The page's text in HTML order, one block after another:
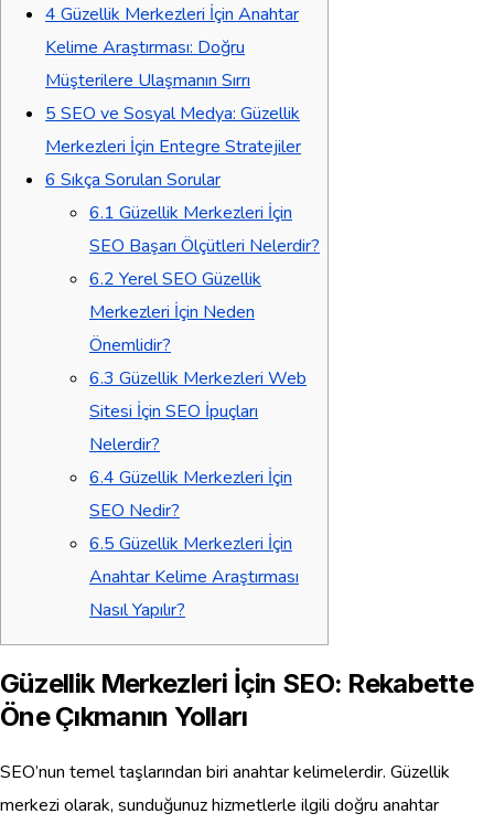
4 Güzellik Merkezleri İçin Anahtar
Kelime Araştırması: Doğru
Müşterilere Ulaşmanın Sırrı
5 SEO ve Sosyal Medya: Güzellik
Merkezleri İçin Entegre Stratejiler
6 Sıkça Sorulan Sorular
6.1 Güzellik Merkezleri İçin
SEO Başarı Ölçütleri Nelerdir?
6.2 Yerel SEO Güzellik
Merkezleri İçin Neden
Önemlidir?
6.3 Güzellik Merkezleri Web
Sitesi İçin SEO İpuçları
Nelerdir?
6.4 Güzellik Merkezleri İçin
SEO Nedir?
6.5 Güzellik Merkezleri İçin
Anahtar Kelime Araştırması
Nasıl Yapılır?
Güzellik Merkezleri İçin SEO: Rekabette
Öne Çıkmanın Yolları
SEO’nun temel taşlarından biri anahtar kelimelerdir. Güzellik
merkezi olarak, sunduğunuz hizmetlerle ilgili doğru anahtar